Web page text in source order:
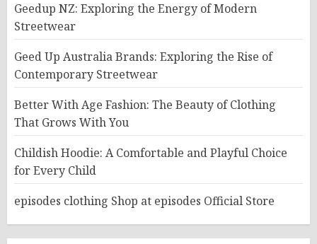
Geedup NZ: Exploring the Energy of Modern
Streetwear
Geed Up Australia Brands: Exploring the Rise of
Contemporary Streetwear
Better With Age Fashion: The Beauty of Clothing
That Grows With You
Childish Hoodie: A Comfortable and Playful Choice
for Every Child
episodes clothing Shop at episodes Official Store